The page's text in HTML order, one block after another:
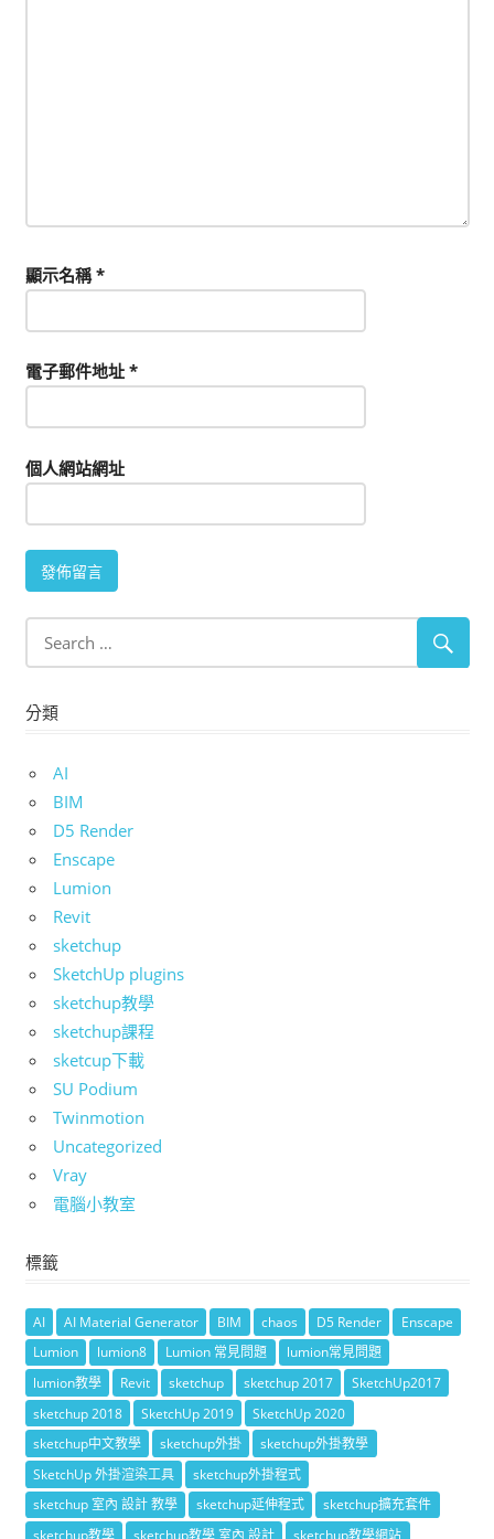
顯示名稱*
電子郵件地址 *
個人網站網址
分類
AI
BIM
D5 Render
Enscape
Lumion
Revit
sketchup
SketchUp plugins
sketchup教學
sketchup課程
sketcup下載
SU Podium
Twinmotion
Uncategorized
Vray
電腦小教室
標籤
AI AI Material Generator BIM chaos D5 Render
Enscape
Lumion
lumion8 Lumion 常見問題
lumion常見問題
lumion教學
Revit sketchup sketchup 2017
SketchUp2017
sketchup 2018
SketchUp 2019
SketchUp 2020
sketchup中文教學
sketchup外掛
sketchup外掛教學
SketchUp 外掛渲染工具
sketchup外掛程式
sketchup 室內 設計 教學
sketchup延伸程式
sketchup擴充套件
sketchup教學
sketchup教學 室內 設計 sketchup教學網站